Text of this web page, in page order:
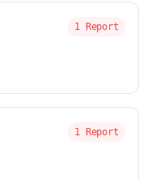
1 Report
1 Report